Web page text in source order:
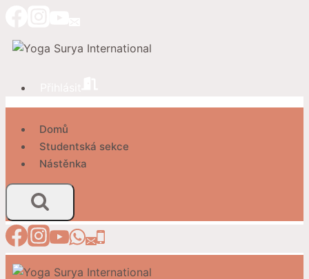
obsah
Domů
Studentská sekce
Nástěnka